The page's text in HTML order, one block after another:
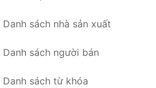
Danh sách nhà sản xuất
Danh sách người bán
Danh sách từ khóa